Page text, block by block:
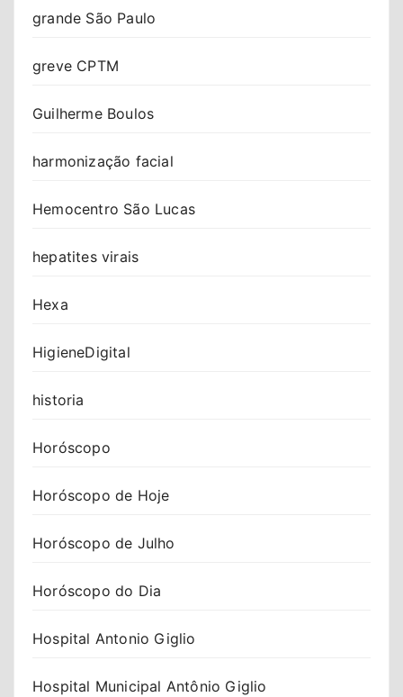
grande São Paulo
greve CPTM
Guilherme Boulos
harmonização facial
Hemocentro São Lucas
hepatites virais
Hexa
HigieneDigital
historia
Horóscopo
Horóscopo de Hoje
Horóscopo de Julho
Horóscopo do Dia
Hospital Antonio Giglio
Hospital Municipal Antônio Giglio